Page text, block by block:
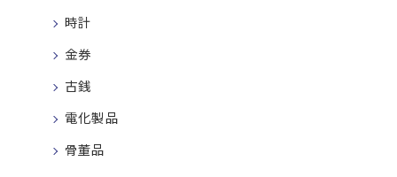
時計
金券
古銭
電化製品
骨董品